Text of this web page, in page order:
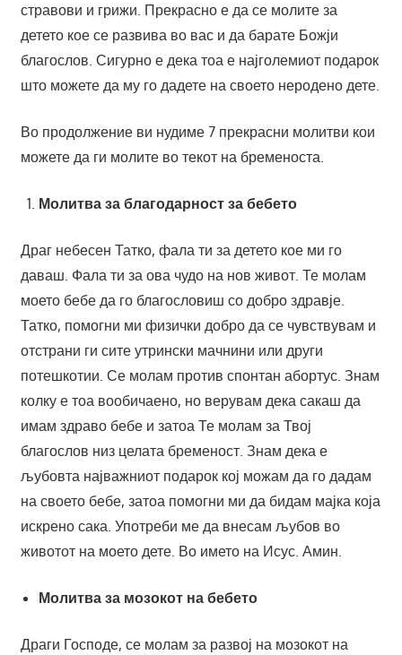
стравови и грижи. Прекрасно е да се молите за
детето кое се развива во вас и да барате Божји
благослов. Сигурно е дека тоа е најголемиот подарок
што можете да му го дадете на своето неродено дете.
Во продолжение ви нудиме 7 прекрасни молитви кои
можете да ги молите во текот на бременоста.
Молитва за благодарност за бебето
Драг небесен Татко, фала ти за детето кое ми го
даваш. Фала ти за ова чудо на нов живот. Те молам
моето бебе да го благословиш со добро здравје.
Татко, помогни ми физички добро да се чувствувам и
отстрани ги сите утрински мачнини или други
потешкотии. Се молам против спонтан абортус. Знам
колку е тоа вообичаено, но верувам дека сакаш да
имам здраво бебе и затоа Те молам за Твој
благослов низ целата бременост. Знам дека е
љубовта најважниот подарок кој можам да го дадам
на своето бебе, затоа помогни ми да бидам мајка која
искрено сака. Употреби ме да внесам љубов во
животот на моето дете. Во името на Исус. Амин.
Молитва за мозокот на бебето
Драги Господе, се молам за развој на мозокот на